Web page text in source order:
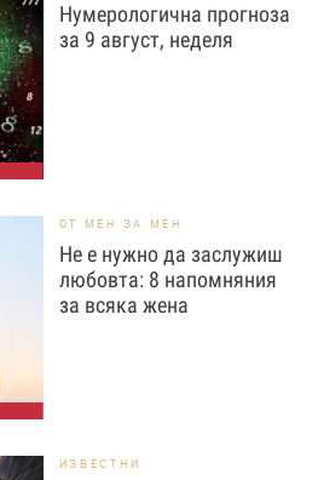
Нумерологична прогноза
за 9 август, неделя
ОТ МЕН ЗА МЕН
Не е нужно да заслужиш
любовта: 8 напомняния
за всяка жена
ИЗВЕСТНИ